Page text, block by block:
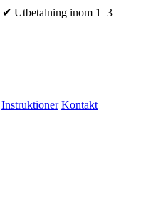
✔ Utbetalning inom 1–3
Instruktioner Kontakt